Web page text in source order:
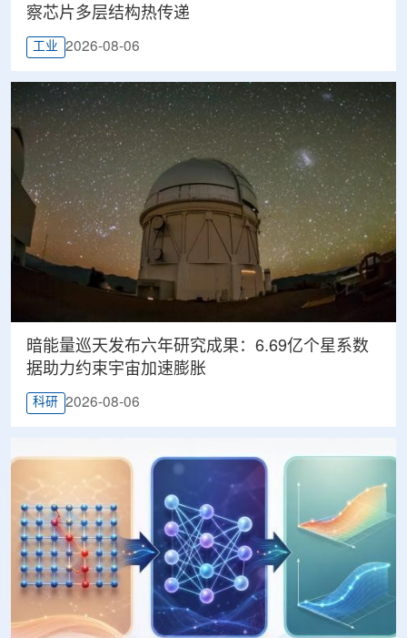
察芯片多层结构热传递
工业 2026-08-06
暗能量巡天发布六年研究成果：6.69亿个星系数
据助力约束宇宙加速膨胀
科研 2026-08-06